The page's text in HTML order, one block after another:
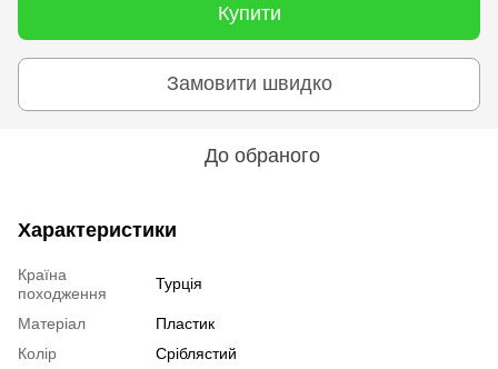
Купити
Замовити швидко
До обраного
Характеристики
Країна
походження
Турція
Матеріал
Пластик
Колір
Сріблястий